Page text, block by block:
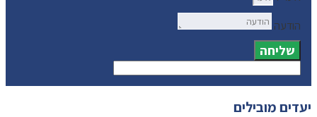
הודעה
שליחה
יעדים מובילים